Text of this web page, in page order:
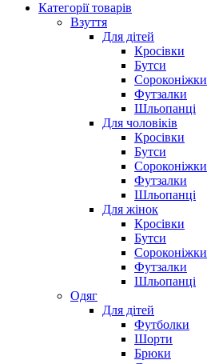
Категорії товарів
Взуття
Для дітей
Кросівки
Бутси
Сороконіжки
Футзалки
Шльопанці
Для чоловіків
Кросівки
Бутси
Сороконіжки
Футзалки
Шльопанці
Для жінок
Кросівки
Бутси
Сороконіжки
Футзалки
Шльопанці
Одяг
Для дітей
Футболки
Шорти
Брюки